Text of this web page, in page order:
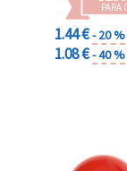
PARA
1.44 €- 20 %
1.08 €- 40 %